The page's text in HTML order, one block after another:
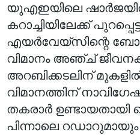
യുഎഇയിലെ
കറാച്ചിയിലേക്ക്
എയർവേയ്സിന്റെ
വിമാനം അഞ്ച്
അറബിക്കടലിന്
വിമാനത്തിന്
തകരാർ ഉണ്ടായതായി
പിന്നാലെ